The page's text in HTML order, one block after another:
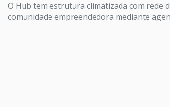
O Hub tem estrutura climatizada com rede
comunidade empreendedora mediante